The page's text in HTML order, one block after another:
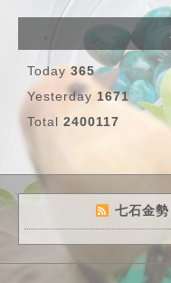
Today 365
Yesterday 1671
Total 2400117
七石金